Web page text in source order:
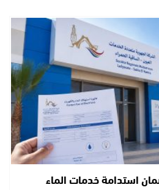
استدامة خدمات الماء